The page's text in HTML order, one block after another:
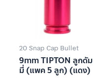
20 Snap Cap Bullet
9mm TIPTON ลูกดัม
มี่ (แพค 5 ลูก) (แดง)